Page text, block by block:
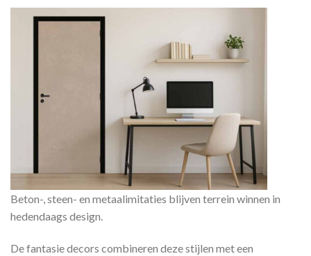
Beton-, steen- en metaalimitaties blijven terrein winnen in
hedendaags design.
De fantasie decors combineren deze stijlen met een